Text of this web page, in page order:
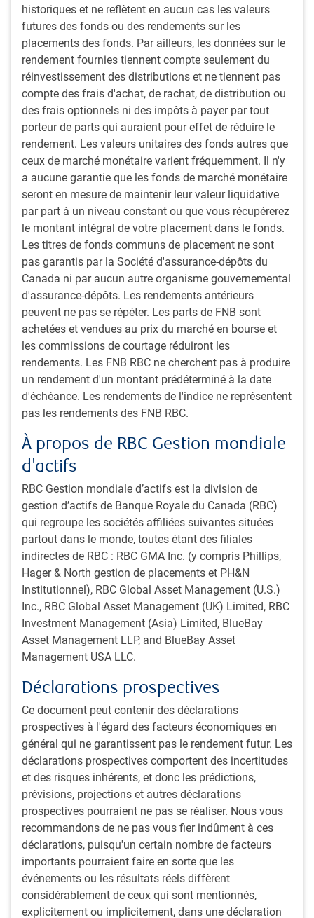
historiques et ne reflètent en aucun cas les valeurs
futures des fonds ou des rendements sur les
placements des fonds. Par ailleurs, les données sur le
rendement fournies tiennent compte seulement du
réinvestissement des distributions et ne tiennent pas
compte des frais d'achat, de rachat, de distribution ou
des frais optionnels ni des impôts à payer par tout
porteur de parts qui auraient pour effet de réduire le
rendement. Les valeurs unitaires des fonds autres que
ceux de marché monétaire varient fréquemment. Il n'y
a aucune garantie que les fonds de marché monétaire
seront en mesure de maintenir leur valeur liquidative
par part à un niveau constant ou que vous récupérerez
le montant intégral de votre placement dans le fonds.
Les titres de fonds communs de placement ne sont
pas garantis par la Société d'assurance-dépôts du
Canada ni par aucun autre organisme gouvernemental
d'assurance-dépôts. Les rendements antérieurs
peuvent ne pas se répéter. Les parts de FNB sont
achetées et vendues au prix du marché en bourse et
les commissions de courtage réduiront les
rendements. Les FNB RBC ne cherchent pas à produire
un rendement d'un montant prédéterminé à la date
d'échéance. Les rendements de l'indice ne représentent
pas les rendements des FNB RBC.
À propos de RBC Gestion mondiale
d'actifs
RBC Gestion mondiale d’actifs est la division de
gestion d’actifs de Banque Royale du Canada (RBC)
qui regroupe les sociétés affiliées suivantes situées
partout dans le monde, toutes étant des filiales
indirectes de RBC : RBC GMA Inc. (y compris Phillips,
Hager & North gestion de placements et PH&N
Institutionnel), RBC Global Asset Management (U.S.)
Inc., RBC Global Asset Management (UK) Limited, RBC
Investment Management (Asia) Limited, BlueBay
Asset Management LLP, and BlueBay Asset
Management USA LLC.
Déclarations prospectives
Ce document peut contenir des déclarations
prospectives à l'égard des facteurs économiques en
général qui ne garantissent pas le rendement futur. Les
déclarations prospectives comportent des incertitudes
et des risques inhérents, et donc les prédictions,
prévisions, projections et autres déclarations
prospectives pourraient ne pas se réaliser. Nous vous
recommandons de ne pas vous fier indûment à ces
déclarations, puisqu'un certain nombre de facteurs
importants pourraient faire en sorte que les
événements ou les résultats réels diffèrent
considérablement de ceux qui sont mentionnés,
explicitement ou implicitement, dans une déclaration
Nota : Au 4 juin 2024. Sources : Bloomberg, RBC GMA
Figure 2 : USD – Évaluation selon la PPA
Nota : Au 24 mai 2024. Sources : Réserve fédérale américaine, Bloomberg,
RBC GMA
On s’inquiète notamment des dépenses budgétaires
insouciantes qui risquent de modérer les gains du dollar. La
dette fédérale des États-Unis détenue par le public atteint
maintenant près de 100 % du PIB, contre 35 % il y a
vingt ans. Par ailleurs, le
(CBO)prévoit que les déficits perdureront. Selon les
estimations duCBO, les versements d’intérêts nets
devraient augmenter pour atteindre près de 4 % du PIB en
dix ans, soit près de trois fois le niveau atteint avant que la
Réserve fédérale ne se remette à augmenter les taux
d’intérêt en 2021. Conscients de la nécessité pour le
gouvernement de financer ces déficits plus importants à
coups d’émissions obligataires, les cambistes accordent
plus d’attention aux adjudications hebdomadaires de titres
de créance. Tout signe indiquant que les investisseurs
exigent des taux plus élevés pour détenir des titres de
surtout du fait que certains des principaux pays détenant
des bons du Trésor américain ont allégé leurs positions
(figure 3).
Figure 3 : Variation des bons du Trésor américain détenus
entre déc. 2021 et mars 2024